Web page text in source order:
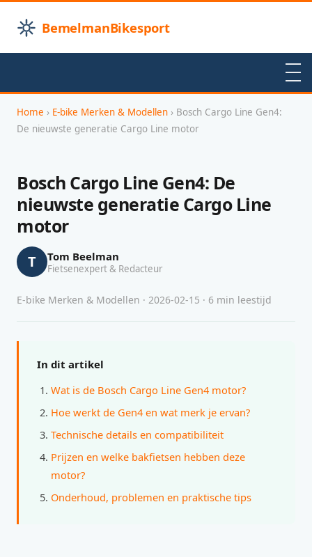
BemelmanBikesport
Home › E-bike Merken & Modellen › Bosch Cargo Line Gen4:
De nieuwste generatie Cargo Line motor
Bosch Cargo Line Gen4: De
nieuwste generatie Cargo Line
motor
T Tom Beelman
Fietsenexpert & Redacteur
E-bike Merken & Modellen · 2026-02-15 · 6 min leestijd
In dit artikel
Wat is de Bosch Cargo Line Gen4 motor?
Hoe werkt de Gen4 en wat merk je ervan?
Technische details en compatibiliteit
Prijzen en welke bakfietsen hebben deze
motor?
Onderhoud, problemen en praktische tips